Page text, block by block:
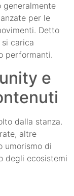
generalmente
per le
Detto
carica
performanti.
e
dalla stanza.
altre
umorismo di
degli ecosistemi